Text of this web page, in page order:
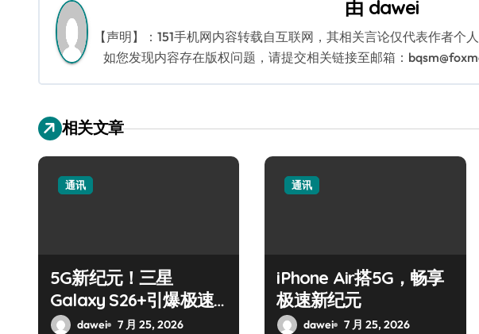
航
由 dawei
【声明】：151手机网内容转载自互联网，其相关言论仅代表作者个
如您发现内容存在版权问题，请提交相关链接至邮箱：
相关文章
通讯
5G新纪元！三星
Galaxy S26+引爆极速
通信dawei 7 月 25, 2026
通讯
iPhone Air搭5G，畅享
极速新纪元
dawei 7 月 25, 2026